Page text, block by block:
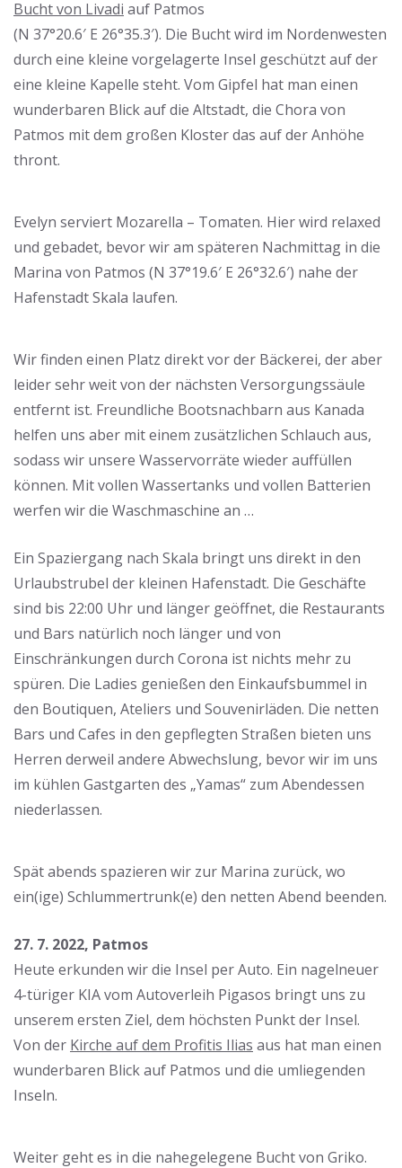
Bucht von Livadi auf Patmos
(N 37°20.6′ E 26°35.3′). Die Bucht wird im Nordenwesten
durch eine kleine vorgelagerte Insel geschützt auf der
eine kleine Kapelle steht. Vom Gipfel hat man einen
wunderbaren Blick auf die Altstadt, die Chora von
Patmos mit dem großen Kloster das auf der Anhöhe
thront.
Evelyn serviert Mozarella – Tomaten. Hier wird relaxed
und gebadet, bevor wir am späteren Nachmittag in die
Marina von Patmos (N 37°19.6′ E 26°32.6′) nahe der
Hafenstadt Skala laufen.
Wir finden einen Platz direkt vor der Bäckerei, der aber
leider sehr weit von der nächsten Versorgungssäule
entfernt ist. Freundliche Bootsnachbarn aus Kanada
helfen uns aber mit einem zusätzlichen Schlauch aus,
sodass wir unsere Wasservorräte wieder auffüllen
können. Mit vollen Wassertanks und vollen Batterien
werfen wir die Waschmaschine an …
Ein Spaziergang nach Skala bringt uns direkt in den
Urlaubstrubel der kleinen Hafenstadt. Die Geschäfte
sind bis 22:00 Uhr und länger geöffnet, die Restaurants
und Bars natürlich noch länger und von
Einschränkungen durch Corona ist nichts mehr zu
spüren. Die Ladies genießen den Einkaufsbummel in
den Boutiquen, Ateliers und Souvenirläden. Die netten
Bars und Cafes in den gepflegten Straßen bieten uns
Herren derweil andere Abwechslung, bevor wir im uns
im kühlen Gastgarten des „Yamas“ zum Abendessen
niederlassen.
Spät abends spazieren wir zur Marina zurück, wo
ein(ige) Schlummertrunk(e) den netten Abend beenden.
27. 7. 2022, Patmos
Heute erkunden wir die Insel per Auto. Ein nagelneuer
4-türiger KIA vom Autoverleih Pigasos bringt uns zu
unserem ersten Ziel, dem höchsten Punkt der Insel.
Von der Kirche auf dem Profitis Ilias aus hat man einen
wunderbaren Blick auf Patmos und die umliegenden
Inseln.
Weiter geht es in die nahegelegene Bucht von Griko.